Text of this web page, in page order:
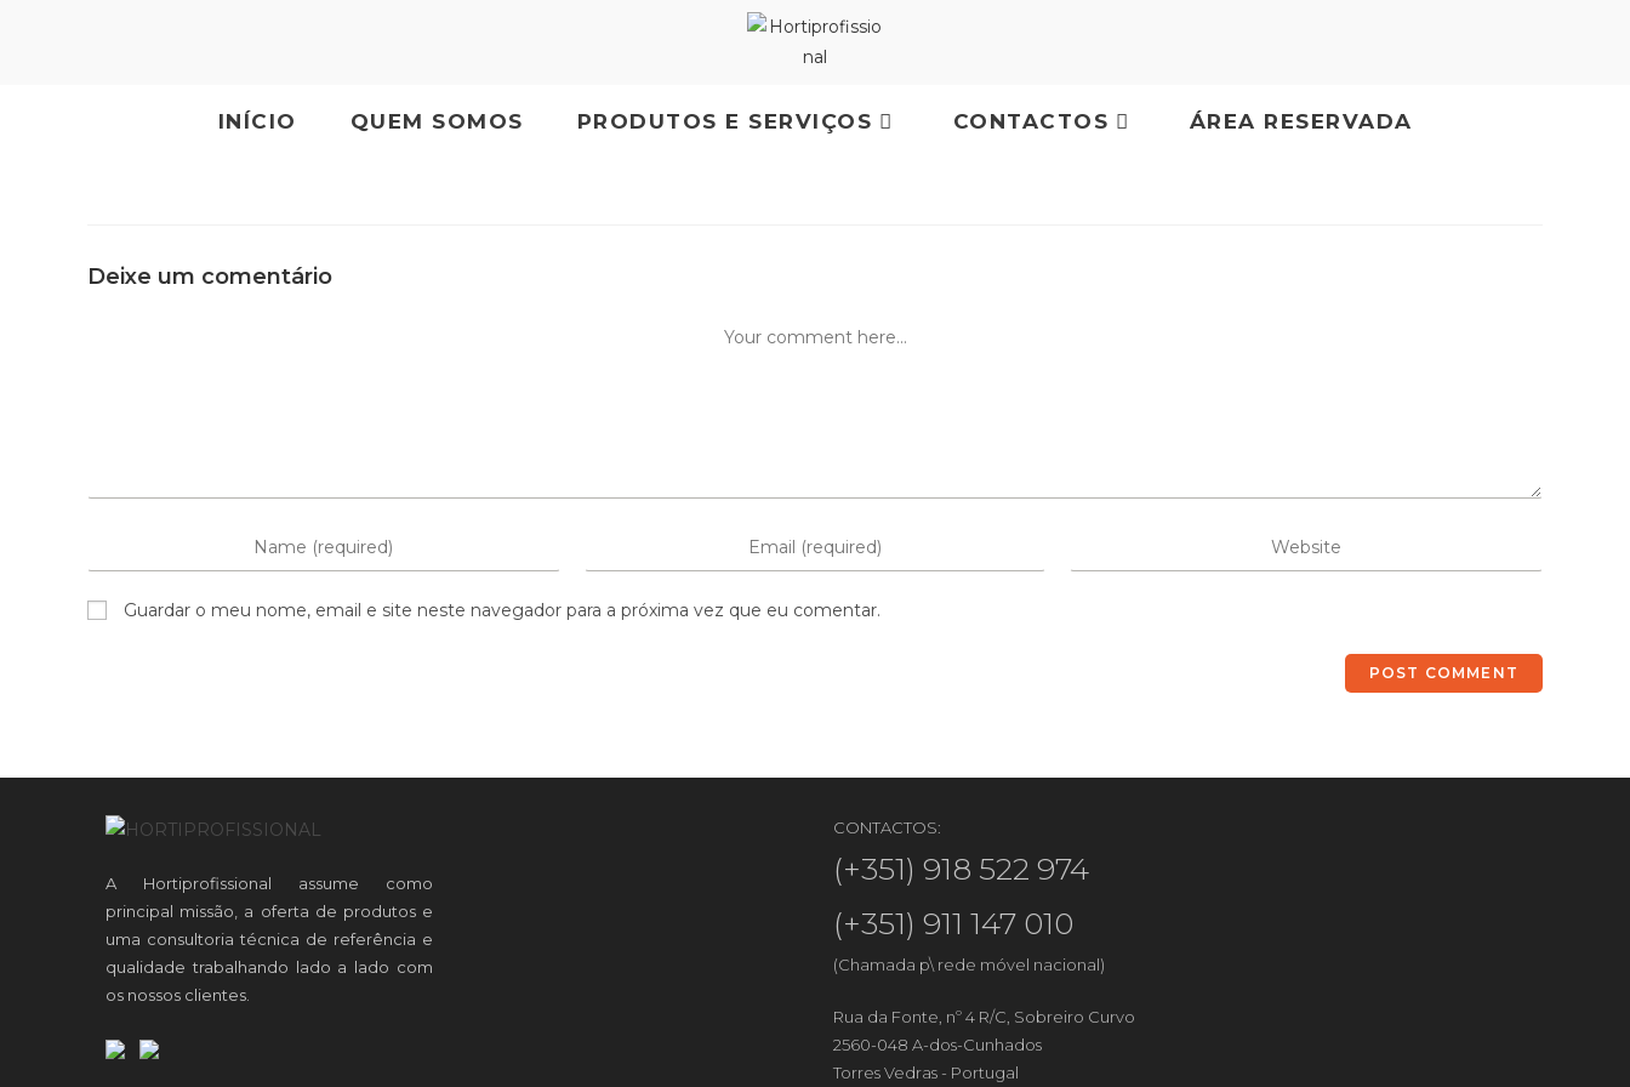
INÍCIO QUEM SOMOS PRODUTOS E SERVIÇOS CONTACTOS ÁREA RESERVADA
Deixe um comentário
Guardar o meu nome, email e site neste navegador para a próxima vez que eu comentar.
A Hortiprofissional assume como
principal missão, a oferta de produtos e
uma consultoria técnica de referência e
qualidade trabalhando lado a lado com
os nossos clientes.
CONTACTOS:
(+351) 918 522 974
(+351) 911 147 010
(Chamada p\ rede móvel nacional)
Rua da Fonte, nº 4 R/C, Sobreiro Curvo
2560-048 A-dos-Cunhados
Torres Vedras - Portugal